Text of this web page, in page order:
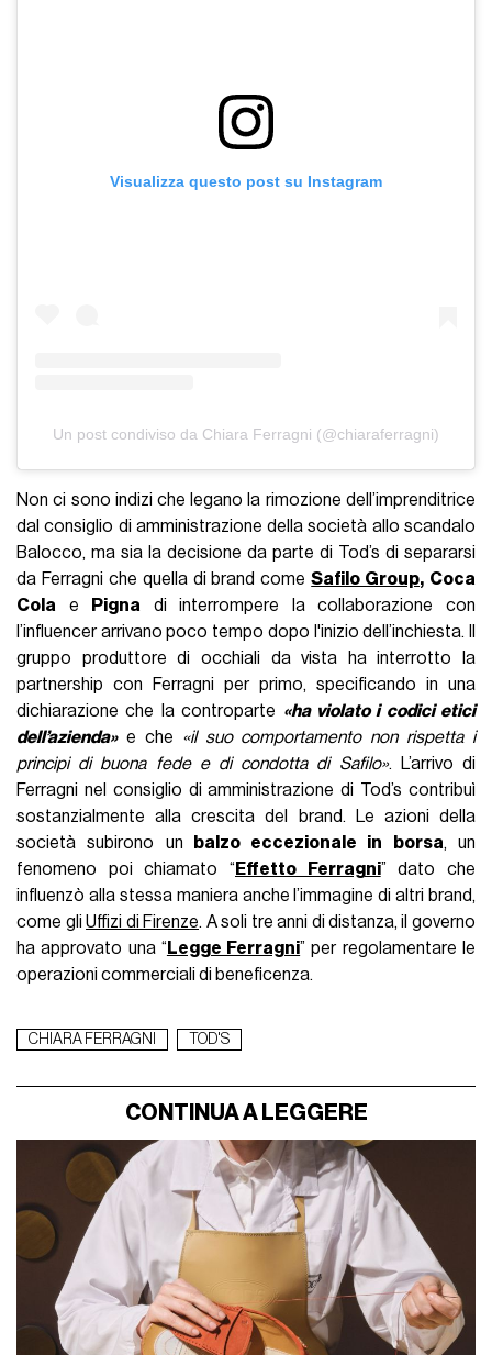
Visualizza questo post su Instagram
Un post condiviso da Chiara Ferragni (@chiaraferragni)
Non ci sono indizi che legano la rimozione dell’imprenditrice
dal consiglio di amministrazione della società allo scandalo
Balocco, ma sia la decisione da parte di Tod’s di separarsi
da Ferragni che quella di brand comeSafilo Group, Coca
Cola e Pigna di interrompere la collaborazione con
l’influencer arrivano poco tempo dopo l'inizio dell’inchiesta. Il
gruppo produttore di occhiali da vista ha interrotto la
partnership con Ferragni per primo, specificando in una
dichiarazione che la controparte «ha violato i codici etici
dell’azienda»e che «il suo comportamento non rispetta i
principi di buona fede e di condotta di Safilo». L’arrivo di
Ferragni nel consiglio di amministrazione di Tod’s contribuì
sostanzialmente alla crescita del brand. Le azioni della
società subirono un balzo eccezionale in borsa, un
fenomeno poi chiamato “ Effetto Ferragni” dato che
influenzò alla stessa maniera anche l’immagine di altri brand,
come gliUffizi di Firenze. A soli tre anni di distanza, il governo
ha approvato una “ Legge Ferragni” per regolamentare le
operazioni commerciali di beneficenza.
CHIARA FERRAGNI TOD'S
CONTINUA A LEGGERE